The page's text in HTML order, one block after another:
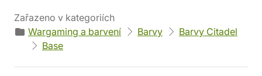
Zařazeno v kategoriích
Wargaming a barvení
Barvy
Barvy Citadel
Base